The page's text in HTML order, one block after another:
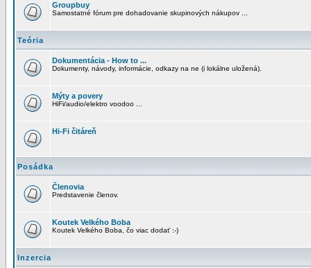
Groupbuy
Samostatné fórum pre dohadovanie skupinových nákupov ...
Teória
Dokumentácia - How to ...
Dokumenty, návody, informácie, odkazy na ne (i lokálne uložená).
Mýty a povery
HiFi/audio/elektro voodoo ...
Hi-Fi čitáreň
Posádka
Členovia
Predstavenie členov.
Koutek Velkého Boba
Koutek Velkého Boba, čo viac dodať :-)
Inzercia